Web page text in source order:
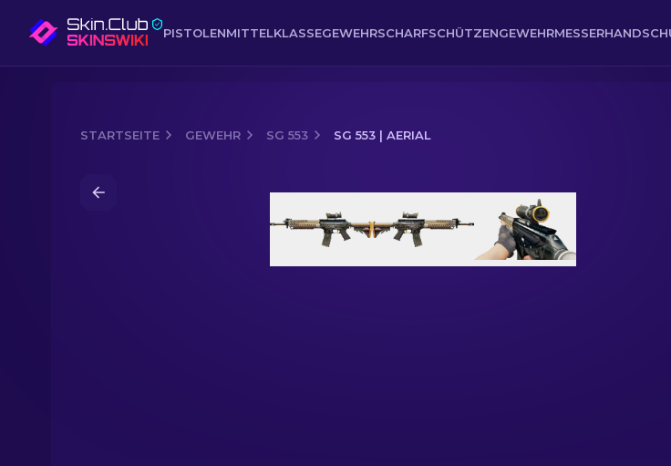
PISTOLENMITTELKLASSEGEWEHRSCHARFSCHÜTZENGEWEHRMESSER
STARTSEITE GEWEHR SG 553 SG 553 | AERIAL